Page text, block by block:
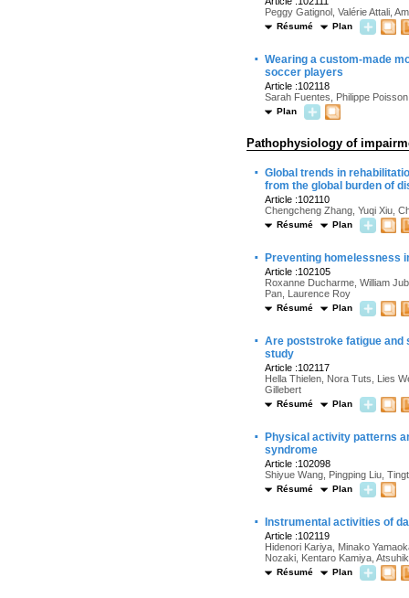
Peggy Gatignol, Valérie Attali,
Résumé Plan
· Wearing a custom-made
soccer players
Article :102118
Sarah Fuentes, Philippe
Plan
Pathophysiology of
· Global trends in
from the global burden of
Article :102110
Chengcheng Zhang, Yuqi Xiu,
Résumé Plan
· Preventing homelessness
Article :102105
Roxanne Ducharme, William
Pan, Laurence Roy
Résumé Plan
· Are poststroke fatigue and
study
Article :102117
Hella Thielen, Nora Tuts, Lies
Gillebert
Résumé Plan
·
Physical activity patterns
syndrome
Article :102098
Shiyue Wang, Pingping Liu,
Résumé Plan
· Instrumental activities of
Article :102119
Hidenori Kariya, Minako
Nozaki, Kentaro Kamiya,
Résumé Plan